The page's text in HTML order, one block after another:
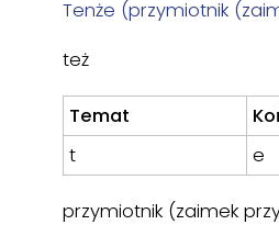
Tenże (przymiotnik
też
Temat
t
e
przymiotnik (zaimek